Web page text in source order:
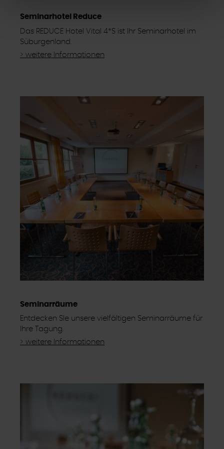
Cookies, die der ordnungsgemäßen Funktionsweise der
Website dienen und nicht abwählbar sind, können Sie die
einzelnen Cookies für jeden Anbieter individuell
bearbeiten. Ihre Einwilligung können Sie jederzeit mit
Cookies, die nicht abgewählt werden können.
Seminarhotel Reduce
Das REDUCE Hotel Vital 4*S ist Ihr Seminarhotel im
Süburgenland.
> weitere Informationen
Seminarräume
Entdecken SIe unsere vielfältigen Seminarräume für
Ihre Tagung.
> weitere Informationen